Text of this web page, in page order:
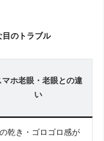
目のトラブル
マホ老眼・老眼との違
い
乾き・ゴロゴロ感が